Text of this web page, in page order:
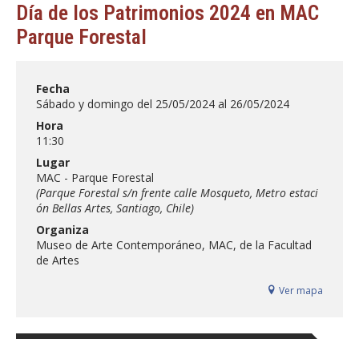
CARRERAS
CREACIÓN
DEPARTAMENTOS
FACULTAD
Estudiantes Funcionarias/os
Día de los Patrimonios 2024 en MAC
Parque Forestal
Fecha
Sábado y domingo del 25/05/2024 al 26/05/2024
Hora
11:30
Lugar
MAC - Parque Forestal
(Parque Forestal s/n frente calle Mosqueto, Metro estaci
ón Bellas Artes, Santiago, Chile)
Organiza
Museo de Arte Contemporáneo, MAC, de la Facultad
de Artes
Ver mapa